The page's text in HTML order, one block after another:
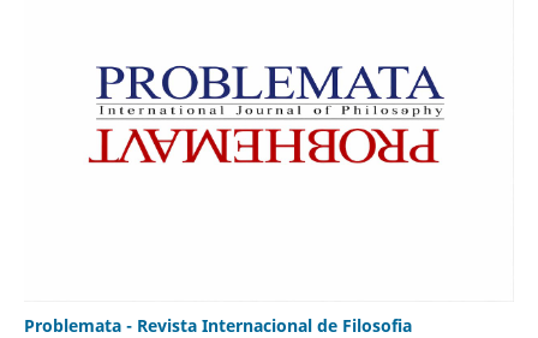
Problemata - Revista Internacional de Filosofia